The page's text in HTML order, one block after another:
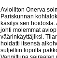
Avioliiton Onerva
Pariskunnan
käsitys sen
johti molemmat
väärinkäyttäjiksi.
hoidatti itsensä
suljettiin lopulta